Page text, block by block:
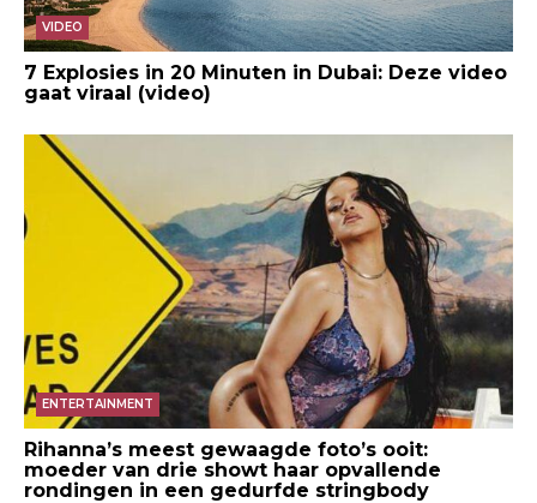
VIDEO
7 Explosies in 20 Minuten in Dubai: Deze video
gaat viraal (video)
ENTERTAINMENT
Rihanna’s meest gewaagde foto’s ooit:
moeder van drie showt haar opvallende
rondingen in een gedurfde stringbody